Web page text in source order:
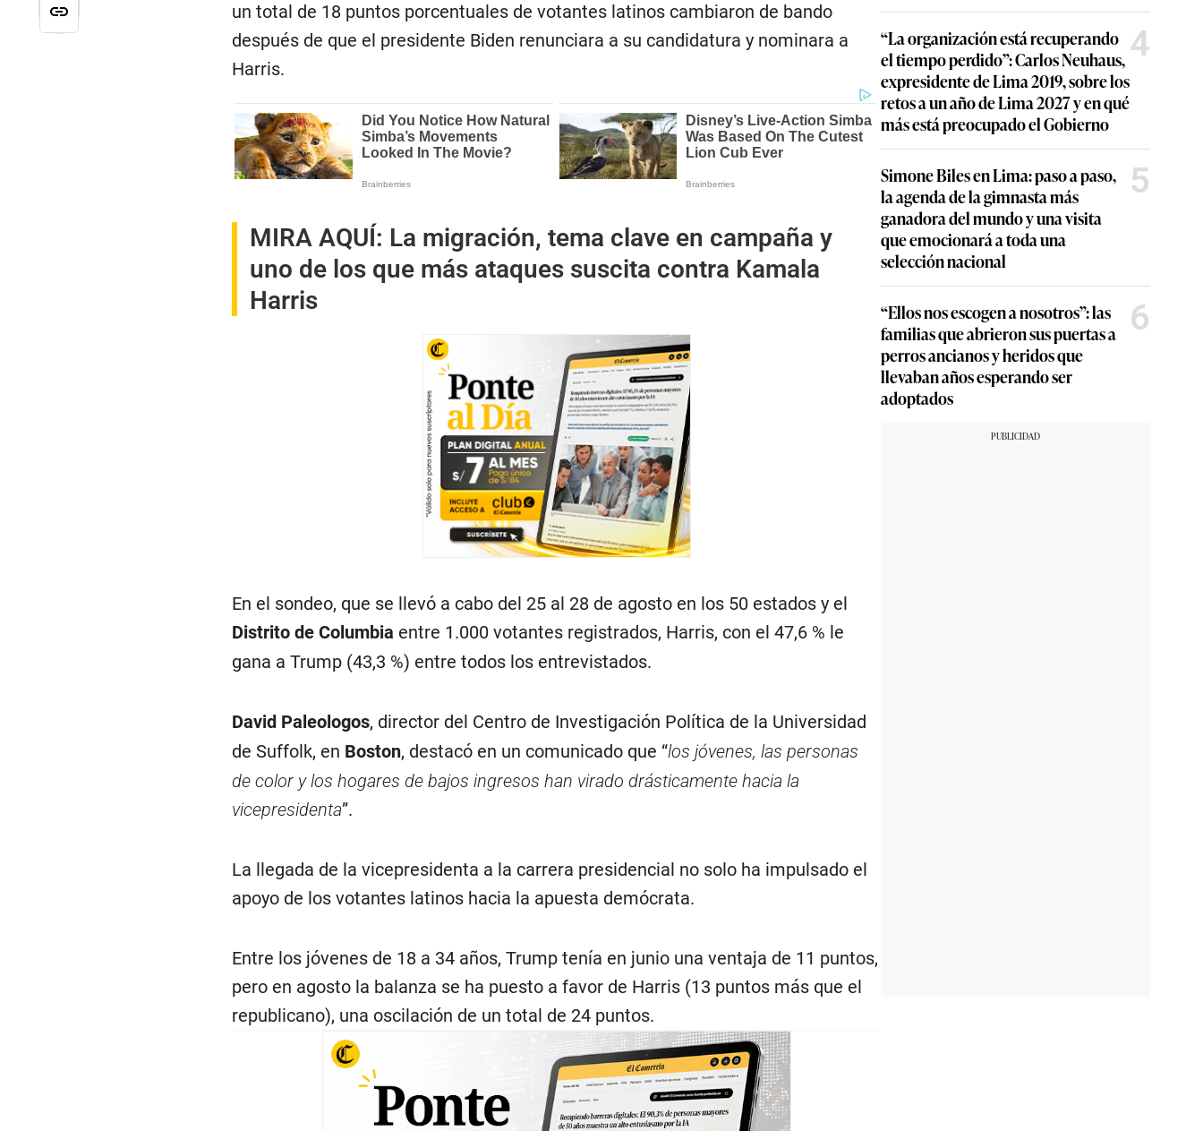
un total de 18 puntos porcentuales de votantes latinos cambiaron de bando
después de que el presidente Biden renunciara a su candidatura y nominara a
Harris.
MIRA AQUÍ: La migración, tema clave en campaña y
uno de los que más ataques suscita contra Kamala
Harris
En el sondeo, que se llevó a cabo del 25 al 28 de agosto en los 50 estados y el
Distrito de Columbia entre 1.000 votantes registrados, Harris, con el 47,6 % le
gana a Trump (43,3 %) entre todos los entrevistados.
David Paleologos, director del Centro de Investigación Política de la Universidad
de Suffolk, en Boston, destacó en un comunicado que “los jóvenes, las personas
de color y los hogares de bajos ingresos han virado drásticamente hacia la
vicepresidenta”.
La llegada de la vicepresidenta a la carrera presidencial no solo ha impulsado el
apoyo de los votantes latinos hacia la apuesta demócrata.
Entre los jóvenes de 18 a 34 años, Trump tenía en junio una ventaja de 11 puntos,
pero en agosto la balanza se ha puesto a favor de Harris (13 puntos más que el
republicano), una oscilación de un total de 24 puntos.
“La organización está recuperando
el tiempo perdido”: Carlos Neuhaus,
expresidente de Lima 2019, sobre los
retos a un año de Lima 2027 y en qué
más está preocupado el Gobierno
4
Simone Biles en Lima: paso a paso,
la agenda de la gimnasta más
ganadora del mundo y una visita
que emocionará a toda una
selección nacional
5
“Ellos nos escogen a nosotros”: las
familias que abrieron sus puertas a
perros ancianos y heridos que
llevaban años esperando ser
adoptados
6